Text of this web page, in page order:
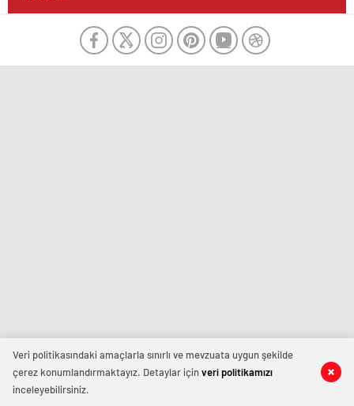
Veri politikasındaki amaçlarla sınırlı ve mevzuata uygun şekilde
çerez konumlandırmaktayız. Detaylar içinveri politikamızı
inceleyebilirsiniz.